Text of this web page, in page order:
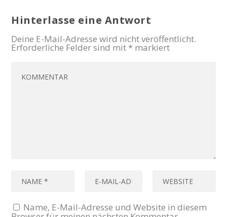
Hinterlasse eine Antwort
Deine E-Mail-Adresse wird nicht veröffentlicht.
Erforderliche Felder sind mit * markiert
Name, E-Mail-Adresse und Website in diesem